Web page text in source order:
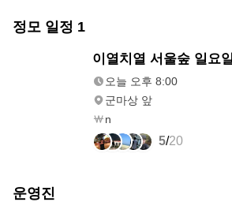
정모 일정 1
이열치열 서울숲 일요
오늘 오후 8:00
군마상 앞
n
5/20
운영진